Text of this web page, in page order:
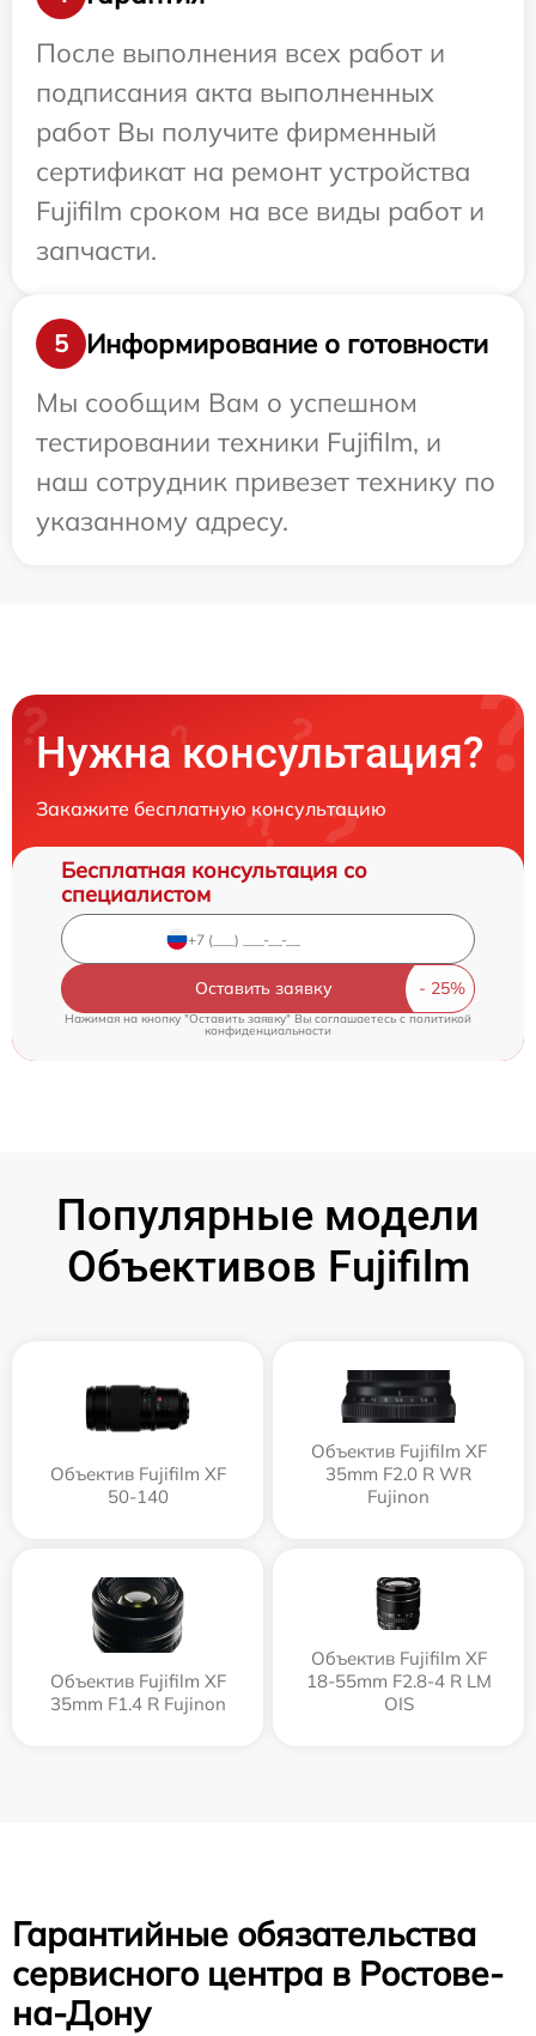
После выполнения всех работ и
подписания акта выполненных
работ Вы получите фирменный
сертификат на ремонт устройства
Fujifilm сроком на все виды работ и
запчасти.
5
Информирование о готовности
Мы сообщим Вам о успешном
тестировании техники Fujifilm, и
наш сотрудник привезет технику по
указанному адресу.
Нужна консультация?
Закажите бесплатную консультацию
Бесплатная консультация со
специалистом
Оставить заявку
Нажимая на кнопку "Оставить заявку" Вы соглашаетесь c политикой
конфиденциальности
Популярные модели
Объективов Fujifilm
Объектив Fujifilm XF
50-140
Объектив Fujifilm XF
35mm F2.0 R WR
Fujinon
Объектив Fujifilm XF
35mm F1.4 R Fujinon
Объектив Fujifilm XF
18-55mm F2.8-4 R LM
OIS
Гарантийные обязательства
сервисного центра в Ростове-
на-Дону